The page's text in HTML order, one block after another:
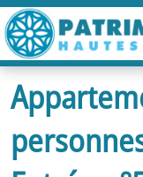
ACCUEIL
CARTE
NOS PARCOURS